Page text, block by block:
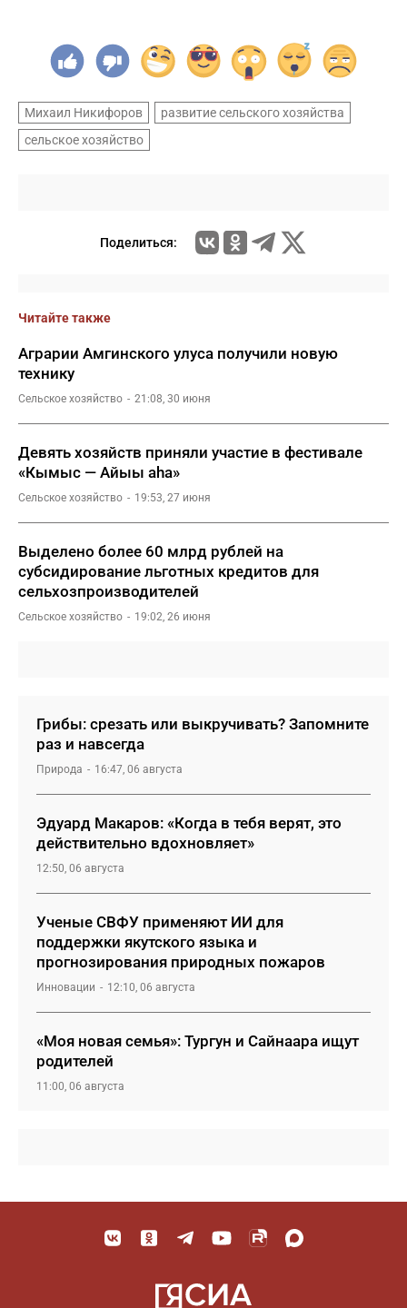
Михаил Никифоров
развитие сельского хозяйства
сельское хозяйство
Поделиться:
Читайте также
Аграрии Амгинского улуса получили новую
технику
Сельское хозяйство 21:08, 30 июня
Девять хозяйств приняли участие в фестивале
«Кымыс — Айыы аһа»
Сельское хозяйство 19:53, 27 июня
Выделено более 60 млрд рублей на
субсидирование льготных кредитов для
сельхозпроизводителей
Сельское хозяйство 19:02, 26 июня
Грибы: срезать или выкручивать? Запомните
раз и навсегда
Природа 16:47, 06 августа
Эдуард Макаров: «Когда в тебя верят, это
действительно вдохновляет»
12:50, 06 августа
Ученые СВФУ применяют ИИ для
поддержки якутского языка и
прогнозирования природных пожаров
Инновации 12:10, 06 августа
«Моя новая семья»: Тургун и Сайнаара ищут
родителей
11:00, 06 августа